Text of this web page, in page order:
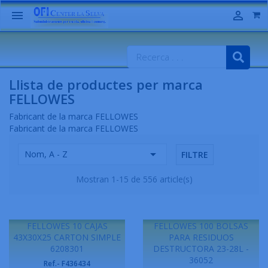
 
Llista de productes per marca
FELLOWES
Fabricant de la marca FELLOWES
Fabricant de la marca FELLOWES
Nom, A - Z  FILTRE
Mostran 1-15 de 556 article(s)
FELLOWES 10 CAJAS
43X30X25 CARTON SIMPLE
6208301
Ref.- F436434
FELLOWES 100 BOLSAS
PARA RESIDUOS
DESTRUCTORA 23-28L -
36052